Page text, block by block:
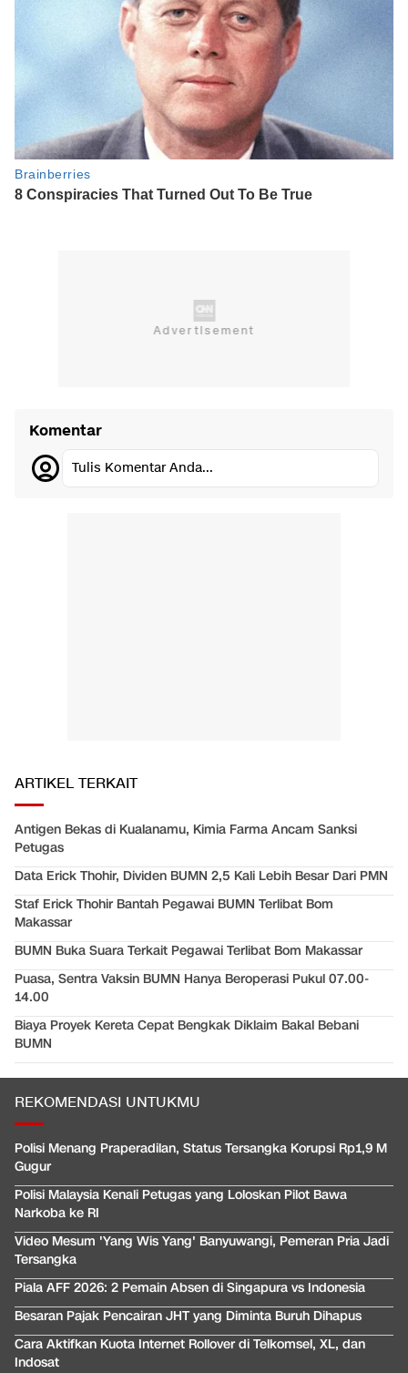
Komentar
Tulis Komentar Anda...
ARTIKEL TERKAIT
Antigen Bekas di Kualanamu, Kimia Farma Ancam Sanksi
Petugas
Data Erick Thohir, Dividen BUMN 2,5 Kali Lebih Besar Dari PMN
Staf Erick Thohir Bantah Pegawai BUMN Terlibat Bom
Makassar
BUMN Buka Suara Terkait Pegawai Terlibat Bom Makassar
Puasa, Sentra Vaksin BUMN Hanya Beroperasi Pukul 07.00-
14.00
Biaya Proyek Kereta Cepat Bengkak Diklaim Bakal Bebani
BUMN
REKOMENDASI UNTUKMU
Polisi Menang Praperadilan, Status Tersangka Korupsi Rp1,9 M
Gugur
Polisi Malaysia Kenali Petugas yang Loloskan Pilot Bawa
Narkoba ke RI
Video Mesum 'Yang Wis Yang' Banyuwangi, Pemeran Pria Jadi
Tersangka
Piala AFF 2026: 2 Pemain Absen di Singapura vs Indonesia
Besaran Pajak Pencairan JHT yang Diminta Buruh Dihapus
Cara Aktifkan Kuota Internet Rollover di Telkomsel, XL, dan
Indosat